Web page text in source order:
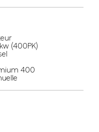
(400PK)
400